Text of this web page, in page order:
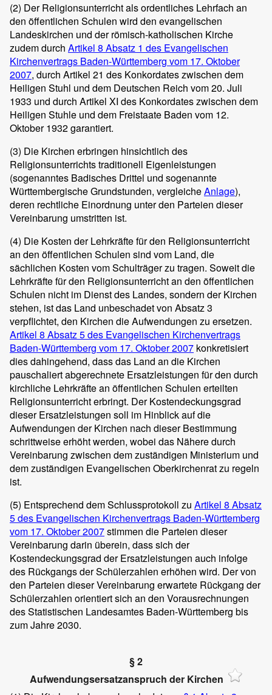
(2) Der Religionsunterricht als ordentliches Lehrfach an
den öffentlichen Schulen wird den evangelischen
Landeskirchen und der römisch-katholischen Kirche
zudem durch Artikel 8 Absatz 1 des Evangelischen
Kirchenvertrags Baden-Württemberg vom 17. Oktober
2007, durch Artikel 21 des Konkordates zwischen dem
Heiligen Stuhl und dem Deutschen Reich vom 20. Juli
1933 und durch Artikel XI des Konkordates zwischen dem
Heiligen Stuhle und dem Freistaate Baden vom 12.
Oktober 1932 garantiert.
(3) Die Kirchen erbringen hinsichtlich des
Religionsunterrichts traditionell Eigenleistungen
(sogenanntes Badisches Drittel und sogenannte
Württembergische Grundstunden, vergleicheAnlage),
deren rechtliche Einordnung unter den Parteien dieser
Vereinbarung umstritten ist.
(4) Die Kosten der Lehrkräfte für den Religionsunterricht
an den öffentlichen Schulen sind vom Land, die
sächlichen Kosten vom Schulträger zu tragen. Soweit die
Lehrkräfte für den Religionsunterricht an den öffentlichen
Schulen nicht im Dienst des Landes, sondern der Kirchen
stehen, ist das Land unbeschadet von Absatz 3
verpflichtet, den Kirchen die Aufwendungen zu ersetzen.
Artikel 8 Absatz 5 des Evangelischen Kirchenvertrags
Baden-Württemberg vom 17. Oktober 2007 konkretisiert
dies dahingehend, dass das Land an die Kirchen
pauschaliert abgerechnete Ersatzleistungen für den durch
kirchliche Lehrkräfte an öffentlichen Schulen erteilten
Religionsunterricht erbringt. Der Kostendeckungsgrad
dieser Ersatzleistungen soll im Hinblick auf die
Aufwendungen der Kirchen nach dieser Bestimmung
schrittweise erhöht werden, wobei das Nähere durch
Vereinbarung zwischen dem zuständigen Ministerium und
dem zuständigen Evangelischen Oberkirchenrat zu regeln
ist.
(5) Entsprechend dem Schlussprotokoll zu Artikel 8 Absatz
5 des Evangelischen Kirchenvertrags Baden-Württemberg
vom 17. Oktober 2007stimmen die Parteien dieser
Vereinbarung darin überein, dass sich der
Kostendeckungsgrad der Ersatzleistungen auch infolge
des Rückgangs der Schülerzahlen erhöhen wird. Der von
den Parteien dieser Vereinbarung erwartete Rückgang der
Schülerzahlen orientiert sich an den Vorausrechnungen
des Statistischen Landesamtes Baden-Württemberg bis
zum Jahre 2030.
§ 2
Aufwendungsersatzanspruch der Kirchen